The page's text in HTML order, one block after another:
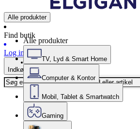
Alle produkter
Find butik
Log ind
Indkøbskurv
Alle produkter
TV, Lyd & Smart Home
Computer & Kontor
Mobil, Tablet & Smartwatch
Gaming